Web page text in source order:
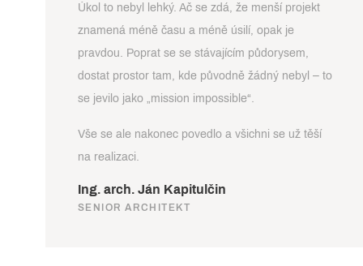
Úkol to nebyl lehký. Ač se zdá, že menší projekt
znamená méně času a méně úsilí, opak je
pravdou. Poprat se se stávajícím půdorysem,
dostat prostor tam, kde původně žádný nebyl – to
se jevilo jako „mission impossible“.
Vše se ale nakonec povedlo a všichni se už těší
na realizaci.
Ing. arch. Ján Kapitulčin
SENIOR ARCHITEKT